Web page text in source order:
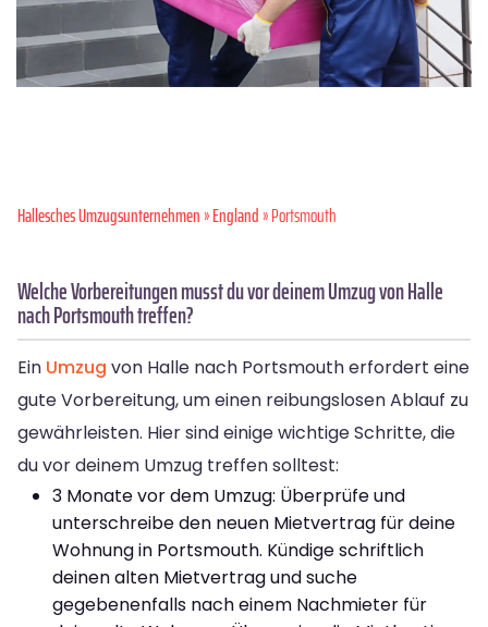
Hallesches Umzugsunternehmen»England» Portsmouth
Welche Vorbereitungen musst du vor deinem Umzug von Halle
nach Portsmouth treffen?
Ein Umzug von Halle nach Portsmouth erfordert eine
gute Vorbereitung, um einen reibungslosen Ablauf zu
gewährleisten. Hier sind einige wichtige Schritte, die
du vor deinem Umzug treffen solltest:
3 Monate vor dem Umzug: Überprüfe und
unterschreibe den neuen Mietvertrag für deine
Wohnung in Portsmouth. Kündige schriftlich
deinen alten Mietvertrag und suche
gegebenenfalls nach einem Nachmieter für